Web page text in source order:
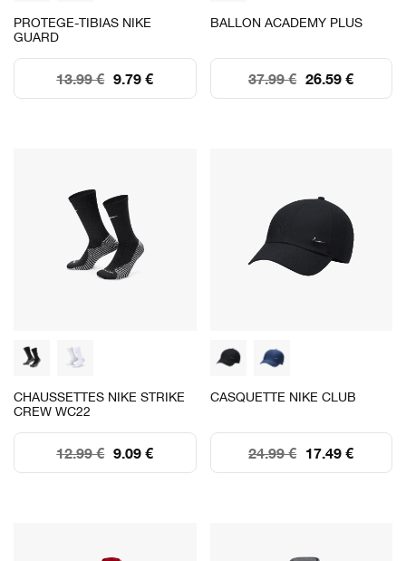
PROTEGE-TIBIAS NIKE
GUARD
9.79 €
13.99 €
BALLON ACADEMY PLUS
26.59 €
37.99 €
CHAUSSETTES NIKE STRIKE
CREW WC22
9.09 €
12.99 €
CASQUETTE NIKE CLUB
17.49 €
24.99 €